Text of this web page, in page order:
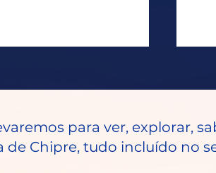
para ver, explorar,
de Chipre, tudo incluído no